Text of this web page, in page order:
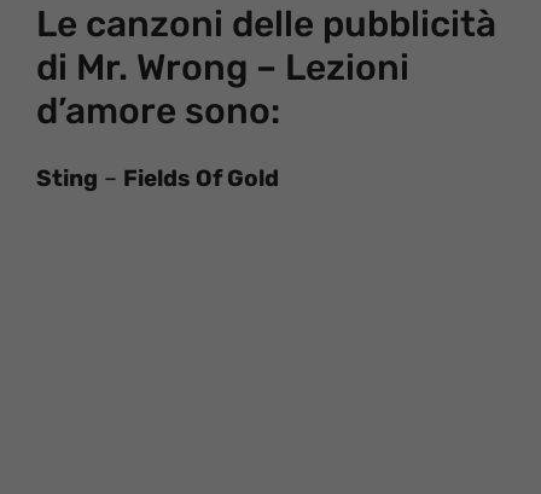
Le canzoni delle pubblicità
di Mr. Wrong – Lezioni
d’amore sono:
Sting – Fields Of Gold